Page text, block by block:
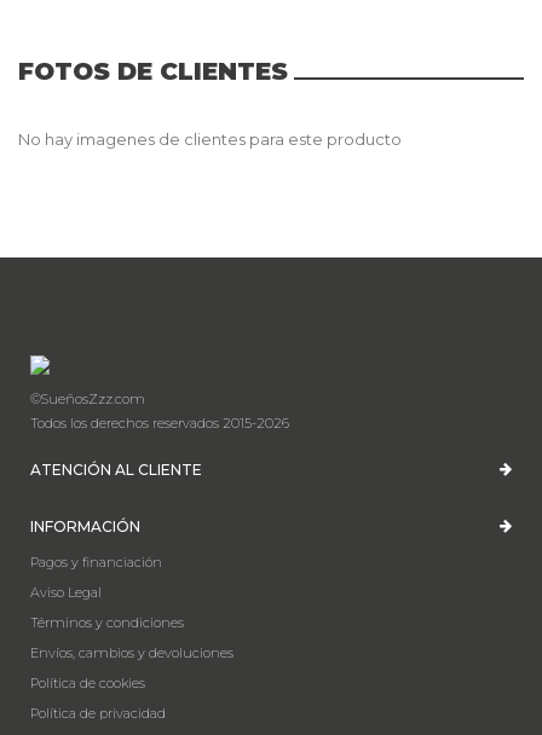
FOTOS DE CLIENTES
No hay imagenes de clientes para este producto
©SueñosZzz.com
Todos los derechos reservados 2015-2026
ATENCIÓN AL CLIENTE
INFORMACIÓN
Pagos y financiación
Aviso Legal
Términos y condiciones
Envíos, cambios y devoluciones
Política de cookies
Política de privacidad